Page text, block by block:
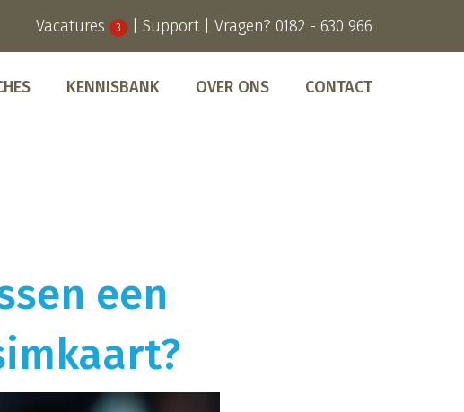
Vacatures 3 Support | Vragen? 0182 - 630 966
KENNISBANK OVER ONS CONTACT
een